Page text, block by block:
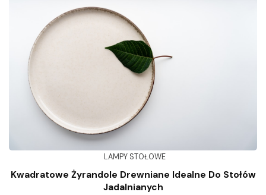
LAMPY STOŁOWE
Kwadratowe Żyrandole Drewniane Idealne Do Stołów
Jadalnianych